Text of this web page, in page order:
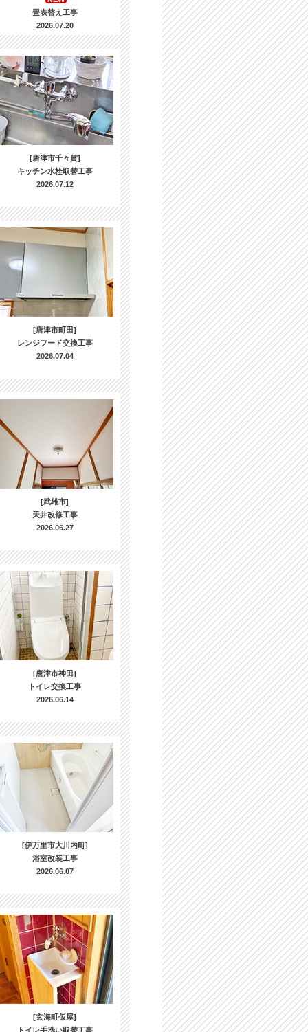
畳表替え工事
2026.07.20
[唐津市千々賀]
キッチン水栓取替工事
2026.07.12
[唐津市町田]
レンジフード交換工事
2026.07.04
[武雄市]
天井改修工事
2026.06.27
[唐津市神田]
トイレ交換工事
2026.06.14
[伊万里市大川内町]
浴室改装工事
2026.06.07
[玄海町仮屋]
トイレ手洗い取替工事